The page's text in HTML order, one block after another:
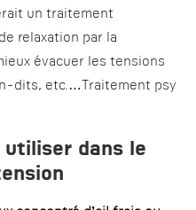
un traitement
relaxation par la
évacuer les tensions
dits, etc.…Traitement psy
utiliser dans le